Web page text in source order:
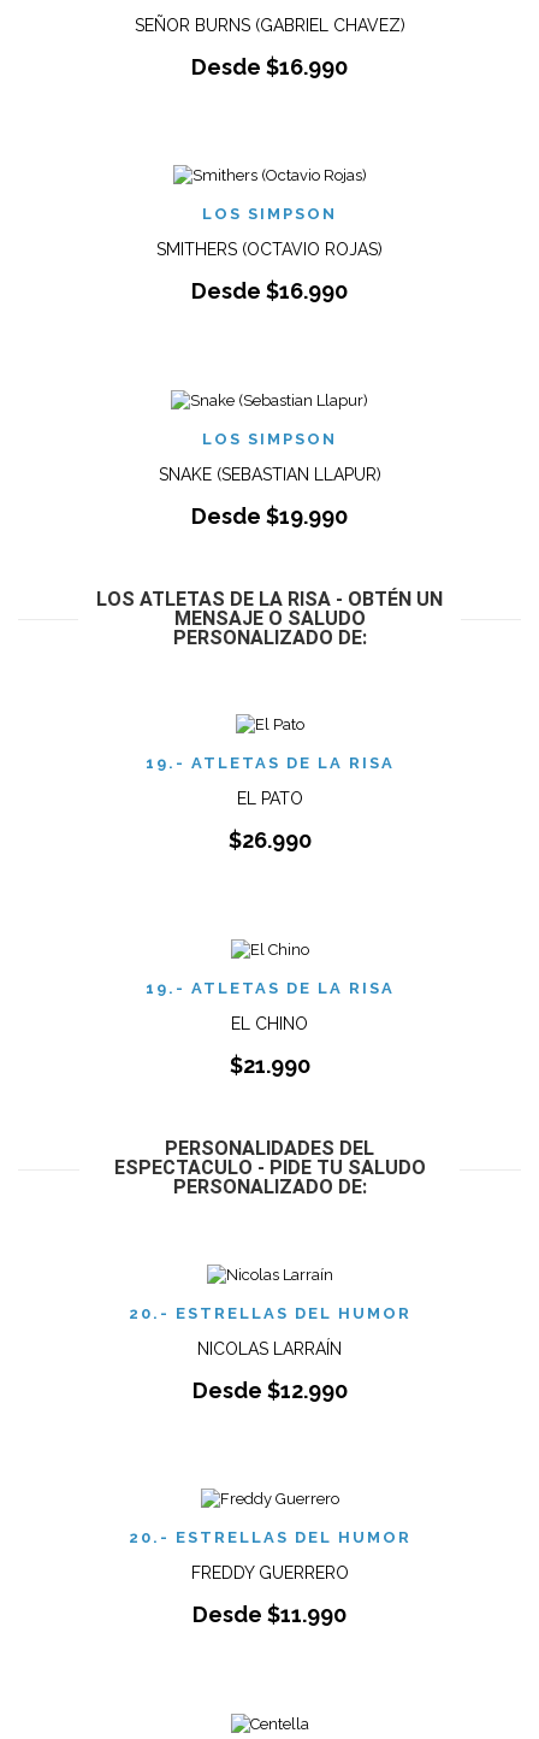
SEÑOR BURNS (GABRIEL CHAVEZ)
Desde $16.990
LOS SIMPSON
SMITHERS (OCTAVIO ROJAS)
Desde $16.990
LOS SIMPSON
SNAKE (SEBASTIAN LLAPUR)
Desde $19.990
LOS ATLETAS DE LA RISA - OBTÉN UN
MENSAJE O SALUDO
PERSONALIZADO DE:
19.- ATLETAS DE LA RISA
EL PATO
$26.990
19.- ATLETAS DE LA RISA
EL CHINO
$21.990
PERSONALIDADES DEL
ESPECTACULO - PIDE TU SALUDO
PERSONALIZADO DE:
20.- ESTRELLAS DEL HUMOR
NICOLAS LARRAÍN
Desde $12.990
20.- ESTRELLAS DEL HUMOR
FREDDY GUERRERO
Desde $11.990